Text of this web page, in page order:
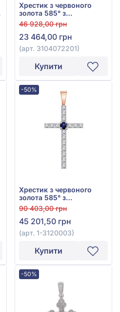
Хрестик з червоного
золота 585° з
діамантами 0,23ct, арт.
3104072201
46 928,00 грн
23 464,00 грн
(арт. 3104072201)
Купити
-50%
Хрестик з червоного
золота 585° з
діамантами 0,35ct та
синім сапфіром 0,13ct,
арт. 1-3120003
90 403,00 грн
45 201,50 грн
(арт. 1-3120003)
Купити
-50%